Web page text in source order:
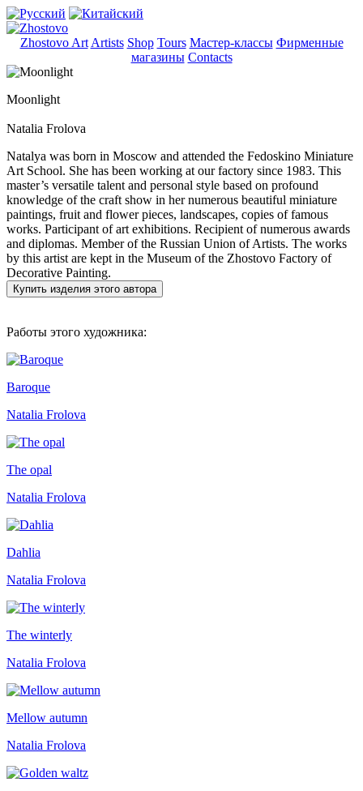
Zhostovo Art Artists Shop Tours Мастер-классы Фирменные
магазины Contacts
Moonlight
Natalia Frolova
Natalya was born in Moscow and attended the Fedoskino Miniature
Art School. She has been working at our factory since 1983. This
master’s versatile talent and personal style based on profound
knowledge of the craft show in her numerous beautiful miniature
paintings, fruit and flower pieces, landscapes, copies of famous
works. Participant of art exhibitions. Recipient of numerous awards
and diplomas. Member of the Russian Union of Artists. The works
by this artist are kept in the Museum of the Zhostovo Factory of
Decorative Painting.
Купить изделия этого автора
Работы этого художника:
Baroque
Natalia Frolova
The opal
Natalia Frolova
Dahlia
Natalia Frolova
The winterly
Natalia Frolova
Mellow autumn
Natalia Frolova